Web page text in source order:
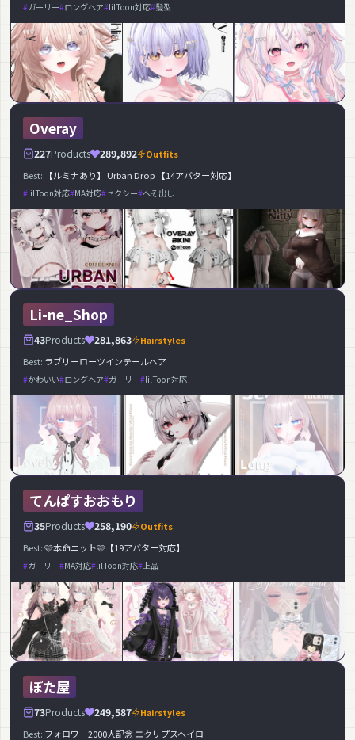
ガーリー ロングヘア lilToon対応 髪型
Overay
227Products 289,892
Outfits
Best:
【ルミナあり】 Urban Drop 【14アバター対応】
lilToon対応 MA対応 セクシー へそ出し
Li-ne_Shop
43Products 281,863
Hairstyles
Best: ラブリーローツインテールヘア
かわいい ロングヘア ガーリー lilToon対応
てんぱすおおもり
35Products 258,190
Outfits
Best:🩷本命ニット🩷【19アバター対応】
ガーリー MA対応 lilToon対応 上品
ぽた屋
73Products 249,587
Hairstyles
Best: フォロワー2000人記念 エクリプスヘイロー